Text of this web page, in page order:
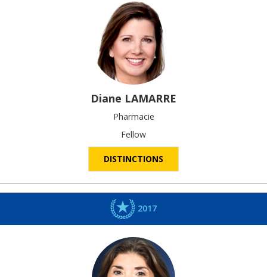
Diane LAMARRE
Pharmacie
Fellow
DISTINCTIONS
2017